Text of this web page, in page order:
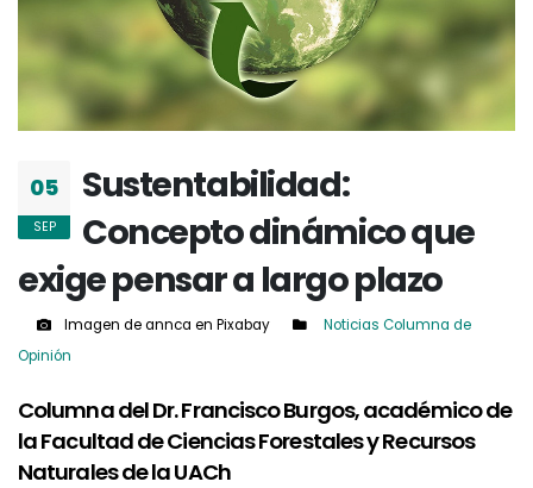
05
SEP
Sustentabilidad:
Concepto dinámico que
exige pensar a largo plazo
Imagen de annca en Pixabay Noticias Columna de
Opinión
Columna del Dr. Francisco Burgos, académico de
la Facultad de Ciencias Forestales y Recursos
Naturales de la UACh